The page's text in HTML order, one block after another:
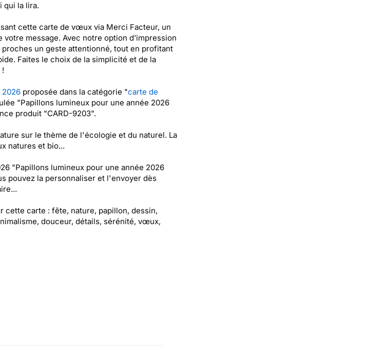
qui la lira.
cette carte de vœux via Merci Facteur, un
votre message. Avec notre option d’impression
proches un geste attentionné, tout en profitant
Faites le choix de la simplicité et de la
2026proposée dans la catégorie "carte de
"Papillons lumineux pour une année 2026
produit "CARD-9203".
sur le thème de l'écologie et du naturel. La
natures et bio...
"Papillons lumineux pour une année 2026
pouvez la personnaliser et l'envoyer dès
cette carte : fête, nature, papillon, dessin,
douceur, détails, sérénité, vœux,